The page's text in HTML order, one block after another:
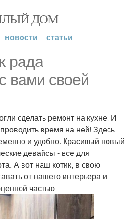
ДОМ
новости статьи
рада
вами своей
сделать ремонт на кухне. И
время на ней! Здесь
и удобно. Красивый новый
девайсы - все для
А вот наш котик, в свою
от нашего интерьера и
частью